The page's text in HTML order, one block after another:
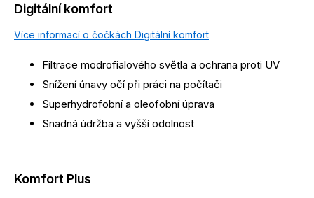
Digitální komfort
Více informací o čočkách Digitální komfort
Filtrace modrofialového světla a ochrana proti UV
Snížení únavy očí při práci na počítači
Superhydrofobní a oleofobní úprava
Snadná údržba a vyšší odolnost
Komfort Plus